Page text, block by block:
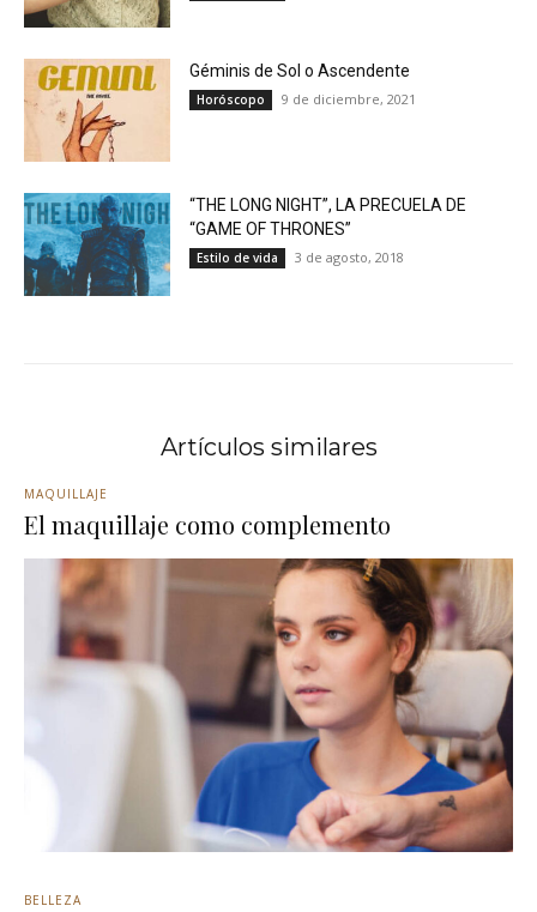
Géminis de Sol o Ascendente
Horóscopo 9 de diciembre, 2021
“THE LONG NIGHT”, LA PRECUELA DE
“GAME OF THRONES”
Estilo de vida 3 de agosto, 2018
Artículos similares
MAQUILLAJE
El maquillaje como complemento
BELLEZA